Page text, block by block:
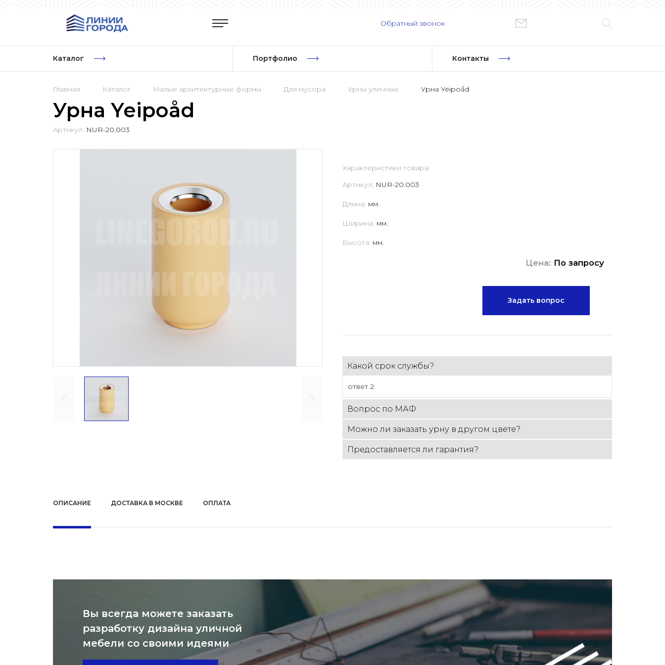
Обратный звонок
Каталог Портфолио Контакты
Главная Каталог Малые архитектурные формы Для мусора Урны уличные Урна Yeipoåd
Урна Yeipoåd
Артикул: NUR-20.003
Характеристики товара:
Артикул: NUR-20.003
Длина: мм.
Ширина: мм.
Высота: мм.
Цена: По запросу
Задать вопрос
Какой срок службы?
ответ 2
Вопрос по МАФ
Можно ли заказать урну в другом цвете?
Предоставляется ли гарантия?
ОПИСАНИЕ ДОСТАВКА В МОСКВЕ ОПЛАТА
Вы всегда можете заказать
разработку дизайна уличной
мебели со своими идеями